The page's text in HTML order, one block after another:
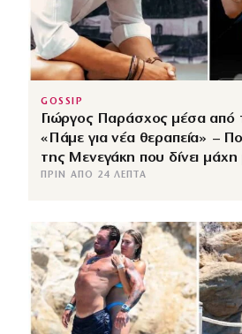
GOSSIP
Γιώργος Παράσχος μέσα από
«Πάμε για νέα θεραπεία» –
της Μενεγάκη που δίνει μάχη
ΠΡΙΝ ΑΠΌ 24 ΛΕΠΤΆ